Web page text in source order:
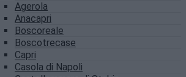
Agerola
Anacapri
Boscoreale
Boscotrecase
Capri
Casola di Napoli